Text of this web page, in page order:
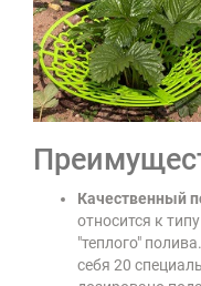
Качественный
относится к
"теплого"
себя 20